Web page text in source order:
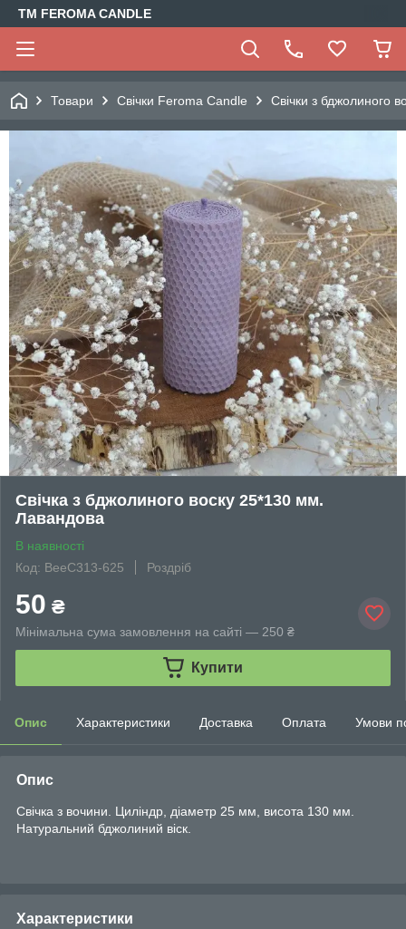
TM FEROMA CANDLE
Товари Свічки Feroma Candle Свічки з бджолиного
Свічка з бджолиного воску 25*130 мм.
Лавандова
В наявності
Код: BeeC313-625
Роздріб
50 ₴
Мінімальна сума замовлення на сайті — 250 ₴
Купити
Опис Характеристики Доставка Оплата Умови
Опис
Свічка з вочини. Циліндр, діаметр 25 мм, висота 130 мм.
Натуральний бджолиний віск.
Характеристики